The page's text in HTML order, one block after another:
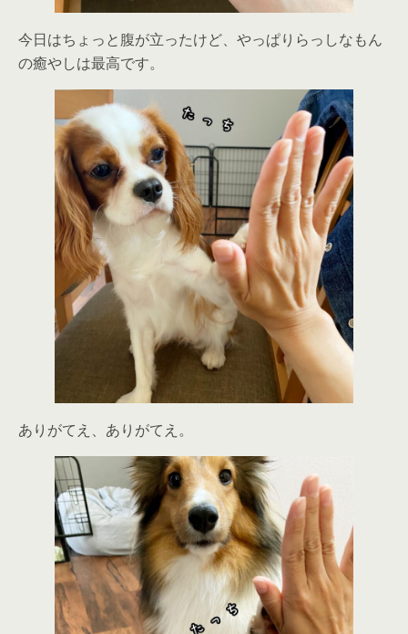
今日はちょっと腹が立ったけど、やっぱりらっしなもん
の癒やしは最高です。
ありがてえ、ありがてえ。